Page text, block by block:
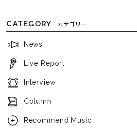
CATEGORY カテゴリー
News
Live Report
Interview
Column
Recommend Music